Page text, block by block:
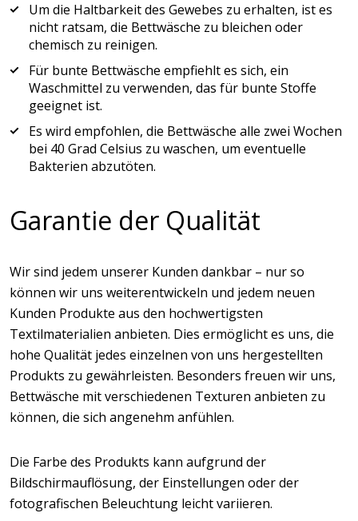
Um die Haltbarkeit des Gewebes zu erhalten, ist es
nicht ratsam, die Bettwäsche zu bleichen oder
chemisch zu reinigen.
Für bunte Bettwäsche empfiehlt es sich, ein
Waschmittel zu verwenden, das für bunte Stoffe
geeignet ist.
Es wird empfohlen, die Bettwäsche alle zwei Wochen
bei 40 Grad Celsius zu waschen, um eventuelle
Bakterien abzutöten.
Garantie der Qualität
Wir sind jedem unserer Kunden dankbar – nur so
können wir uns weiterentwickeln und jedem neuen
Kunden Produkte aus den hochwertigsten
Textilmaterialien anbieten. Dies ermöglicht es uns, die
hohe Qualität jedes einzelnen von uns hergestellten
Produkts zu gewährleisten. Besonders freuen wir uns,
Bettwäsche mit verschiedenen Texturen anbieten zu
können, die sich angenehm anfühlen.
Die Farbe des Produkts kann aufgrund der
Bildschirmauflösung, der Einstellungen oder der
fotografischen Beleuchtung leicht variieren.